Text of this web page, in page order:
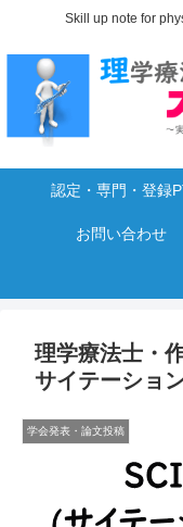
Skill up note for
認定・専門・登録
お問い合わせ
理学療法士・
サイテーショ
学会発表・論文投稿